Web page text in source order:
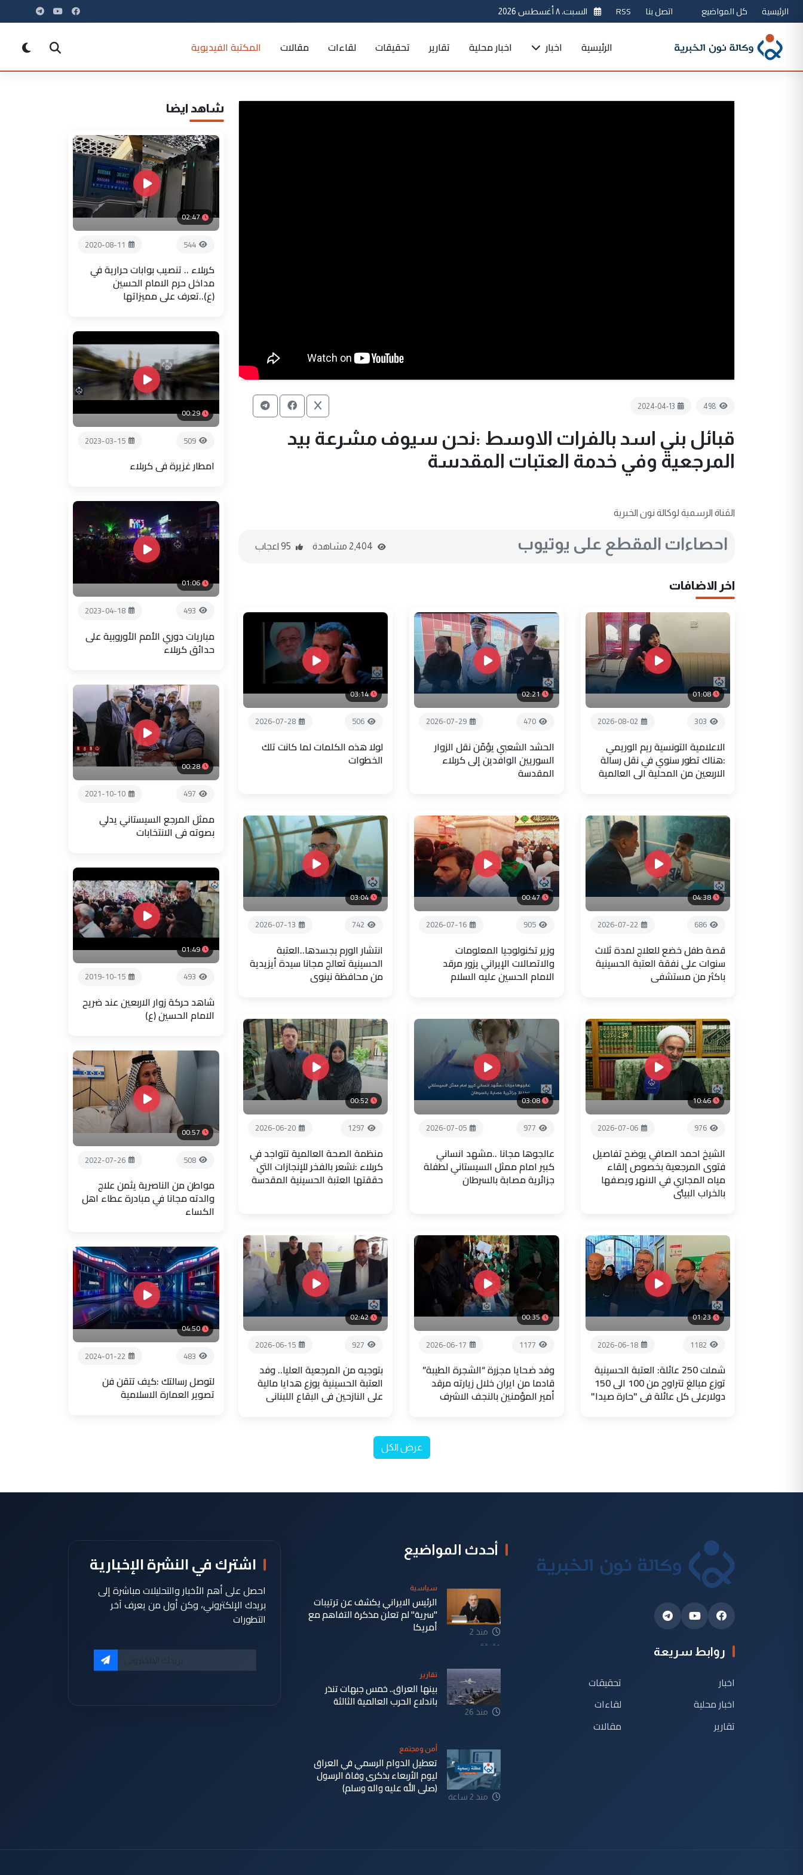
الرئيسية كل المواضيع اتصل بنا RSS السبت، ٨ أغسطس 2026
الرئيسية اخبار اخبار محلية تقارير تحقيقات لقاءات مقالات المكتبة الفيديوية
498
2024-04-13
قبائل بني اسد بالفرات الاوسط :نحن سيوف مشرعة بيد
المرجعية وفي خدمة العتبات المقدسة
القناة الرسمية لوكالة نون الخبرية
احصاءات المقطع على يوتيوب
اخر الاضافات
01:08
303
2026-08-02
الاعلامية التونسية ريم الوريمي
:هناك تطور سنوي في نقل رسالة
الاربعين من المحلية الى العالمية
02:21
470
2026-07-29
الحشد الشعبي يؤمّن نقل الزوار
السوريين الوافدين إلى كربلاء
المقدسة
03:14
506
2026-07-28
لولا هذه الكلمات لما كانت تلك
الخطوات
04:38
686
2026-07-22
قصة طفل خضع للعلاج لمدة ثلاث
سنوات على نفقة العتبة الحسينية
باكثر من مستشفى
00:47
905
2026-07-16
وزير تكنولوجيا المعلومات
والاتصالات الإيراني يزور مرقد
الامام الحسين عليه السلام
03:04
742
2026-07-13
انتشار الورم بجسدها..العتبة
الحسينية تعالج مجانا سيدة أيزيدية
من محافظة نينوى
10:46
976
2026-07-06
الشيخ احمد الصافي يوضح تفاصيل
فتوى المرجعية بخصوص إلقاء
مياه المجاري في الانهر ويصفها
بالخراب البيئي
03:08
977
2026-07-05
عالجوها مجانا ..مشهد انساني
كبير امام ممثل السيستاني لطفلة
جزائرية مصابة بالسرطان
00:52
1297
2026-06-20
منظمة الصحة العالمية تتواجد في
كربلاء :نشعر بالفخر للإنجازات التي
حققتها العتبة الحسينية المقدسة
01:23
1182
2026-06-18
شملت 250 عائلة: العتبة الحسينية
توزع مبالغ تتراوح من 100 الى 150
دولارعلى كل عائلة في "حارة صيدا"
00:35
1177
2026-06-17
وفد ضحايا مجزرة “الشجرة الطيبة”
قادما من ايران خلال زيارته مرقد
أمير المؤمنين بالنجف الاشرف
02:42
927
2026-06-15
بتوجيه من المرجعية العليا.. وفد
العتبة الحسينية يوزع هدايا مالية
على النازحين في البقاع اللبناني
شاهد ايضا
02:47
544
2020-08-11
كربلاء .. تنصيب بوابات حرارية في
مداخل حرم الامام الحسين
(ع)..تعرف على مميزاتها
00:29
509
2023-03-15
امطار غزيرة في كربلاء
01:06
493
2023-04-18
مباريات دوري الأمم الأوروبية على
حدائق كربلاء
00:28
497
2021-10-10
ممثل المرجع السيستاني يدلي
بصوته في الانتخابات
01:49
493
2019-10-15
شاهد حركة زوار الاربعين عند ضريح
الامام الحسين (ع)
00:57
508
2022-07-26
مواطن من الناصرية يثمن علاج
والدته مجانا في مبادرة عطاء اهل
الكساء
04:50
483
2024-01-22
لتوصل رسالتك :كيف تتقن فن
تصوير العمارة الاسلامية
عرض الكل
روابط سريعة
اخبار
اخبار محلية
تقارير
تحقيقات
لقاءات
مقالات
أحدث المواضيع
منذ 2
دقيقة
سياسية
الرئيس الايراني يكشف عن ترتيبات
"سرية" لم تعلن مذكرة التفاهم مع
أمريكا
منذ 26
تقارير
بينها العراق.. خمس جبهات تنذر
باندلاع الحرب العالمية الثالثة
منذ 2 ساعة
أمن ومجتمع
تعطيل الدوام الرسمي في العراق
ليوم الأربعاء بذكرى وفاة الرسول
(صلى الله عليه واله وسلم)
اشترك في النشرة الإخبارية
احصل على أهم الأخبار والتحليلات مباشرة إلى
بريدك الإلكتروني، وكن أول من يعرف آخر
التطورات